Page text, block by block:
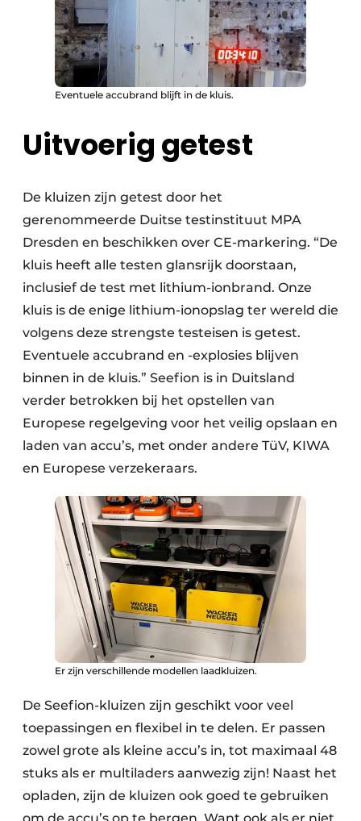
Eventuele accubrand blijft in de kluis.
Uitvoerig getest
De kluizen zijn getest door het
gerenommeerde Duitse testinstituut MPA
Dresden en beschikken over CE-markering. “De
kluis heeft alle testen glansrijk doorstaan,
inclusief de test met lithium-ionbrand. Onze
kluis is de enige lithium-ionopslag ter wereld die
volgens deze strengste testeisen is getest.
Eventuele accubrand en -explosies blijven
binnen in de kluis.” Seefion is in Duitsland
verder betrokken bij het opstellen van
Europese regelgeving voor het veilig opslaan en
laden van accu’s, met onder andere TüV, KIWA
en Europese verzekeraars.
Er zijn verschillende modellen laadkluizen.
De Seefion-kluizen zijn geschikt voor veel
toepassingen en flexibel in te delen. Er passen
zowel grote als kleine accu’s in, tot maximaal 48
stuks als er multiladers aanwezig zijn! Naast het
opladen, zijn de kluizen ook goed te gebruiken